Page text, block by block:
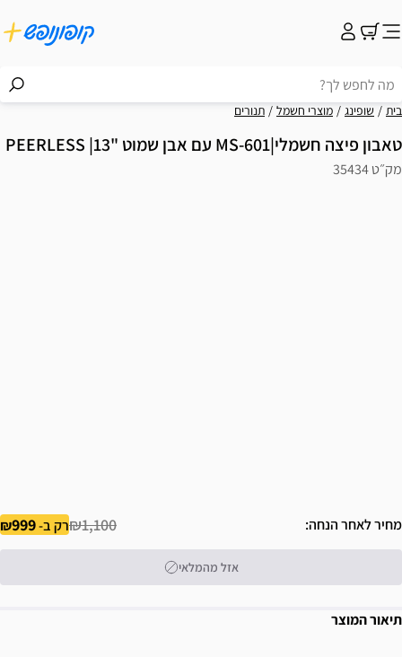
בית שופינג מוצרי חשמל תנורים
טאבון פיצה חשמלי|MS-601 עם אבן שמוט "13| PEERLESS
מק״ט 35434
מחיר לאחר הנחה ₪1,100רק ב-999
אזל מהמלאי
תיאור המוצר